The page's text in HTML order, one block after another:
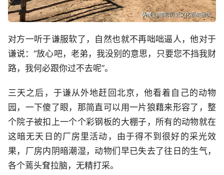
对方一听于谦服软了，自然也就不再咄咄逼人，他对于
谦说：“放心吧，老弟，我没别的意思，只要您不挡我财
路，我何必跟你过不去呢”。
三天之后，于谦从外地赶回北京，他看着自己的动物
园，一下傻了眼，那简直可以用一片狼藉来形容了，整
个院子被扣上一个个彩钢板的大棚子，所有的动物就在
这暗无天日的厂房里活动，由于得不到很好的采光效
果，厂房内阴暗潮湿，动物们早已失去了往日的生气，
各个蔫头耷拉脑，无精打采。